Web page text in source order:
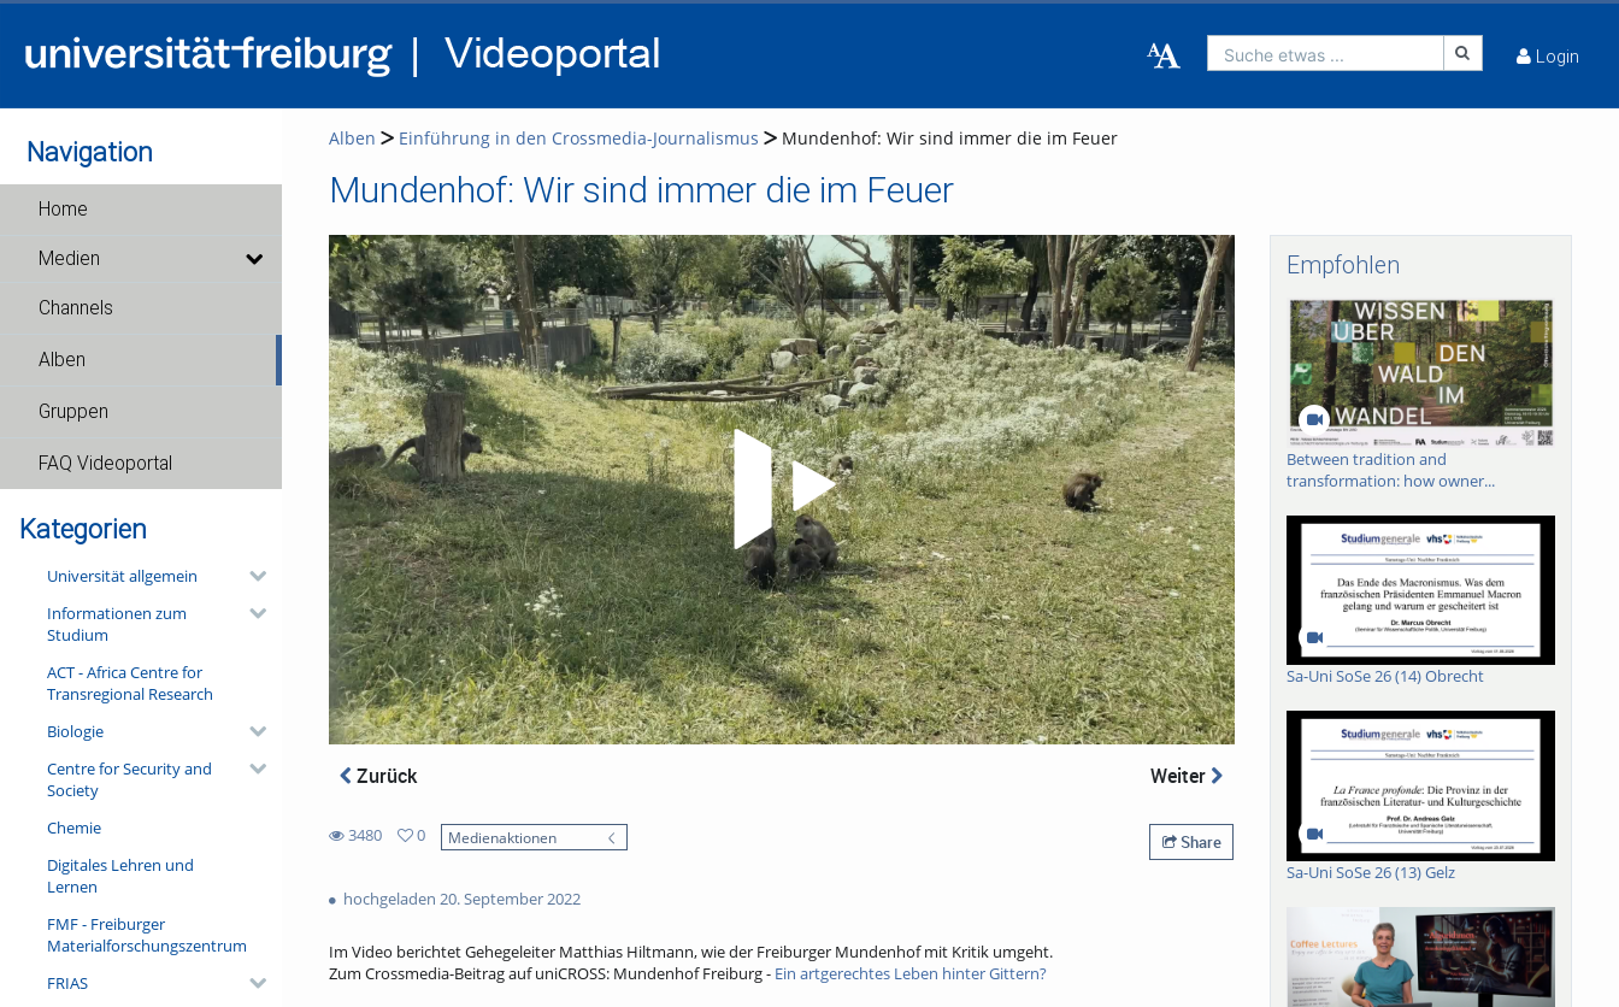
Suche etwas ... Login
Navigation
Home
Medien
Channels
Alben
Gruppen
FAQ Videoportal
Kategorien
Universität allgemein
Informationen zum
Studium
ACT - Africa Centre for
Transregional Research
Biologie
Centre for Security and
Society
Chemie
Digitales Lehren und
Lernen
FMF - Freiburger
Materialforschungszentrum
FRIAS
Alben Einführung in den Crossmedia-Journalismus Mundenhof: Wir sind immer die im Feuer
Mundenhof: Wir sind immer die im Feuer
Video abspielen
Zurück Weiter
3480
views
0
Medienaktionen Share
hochgeladen 20. September 2022
Im Video berichtet Gehegeleiter Matthias Hiltmann, wie der Freiburger Mundenhof mit Kritik umgeht.
Zum Crossmedia-Beitrag auf uniCROSS: Mundenhof Freiburg - Ein artgerechtes Leben hinter Gittern?
Empfohlen
Between tradition and
transformation: how owner...
Sa-Uni SoSe 26 (14) Obrecht
Sa-Uni SoSe 26 (13) Gelz